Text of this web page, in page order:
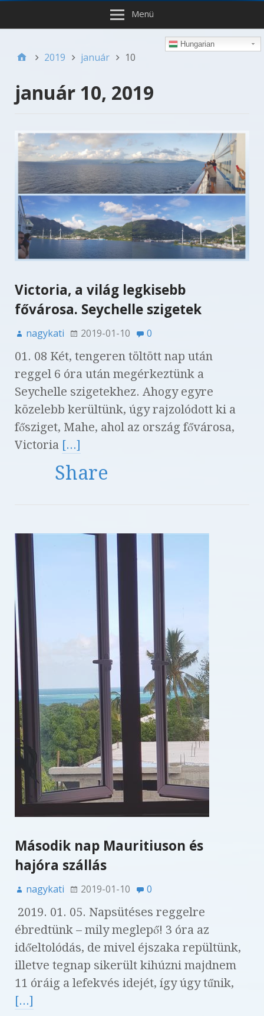
Menü
Hungarian
2019 január 10
január 10, 2019
Victoria, a világ legkisebb
fővárosa. Seychelle szigetek
nagykati 2019-01-10 0
01. 08 Két, tengeren töltött nap után
reggel 6 óra után megérkeztünk a
Seychelle szigetekhez. Ahogy egyre
közelebb kerültünk, úgy rajzolódott ki a
fősziget, Mahe, ahol az ország fővárosa,
Victoria [...]
Share
Második nap Mauritiuson és
hajóra szállás
nagykati 2019-01-10 0
2019. 01. 05. Napsütéses reggelre
ébredtünk – mily meglepő! 3 óra az
időeltolódás, de mivel éjszaka repültünk,
illetve tegnap sikerült kihúzni majdnem
11 óráig a lefekvés idejét, így úgy tűnik,
[...]